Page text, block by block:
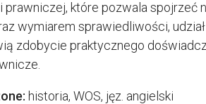
prawniczej, które pozwala spojrzeć
wymiarem sprawiedliwości,
zdobycie praktycznego
historia, WOS, jęz. angielski